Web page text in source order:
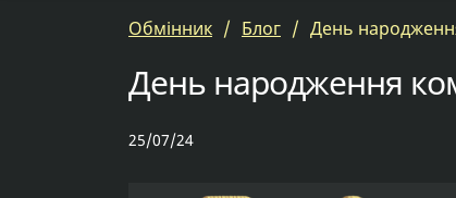
Обмінник Блог День
День народження
25/07/24